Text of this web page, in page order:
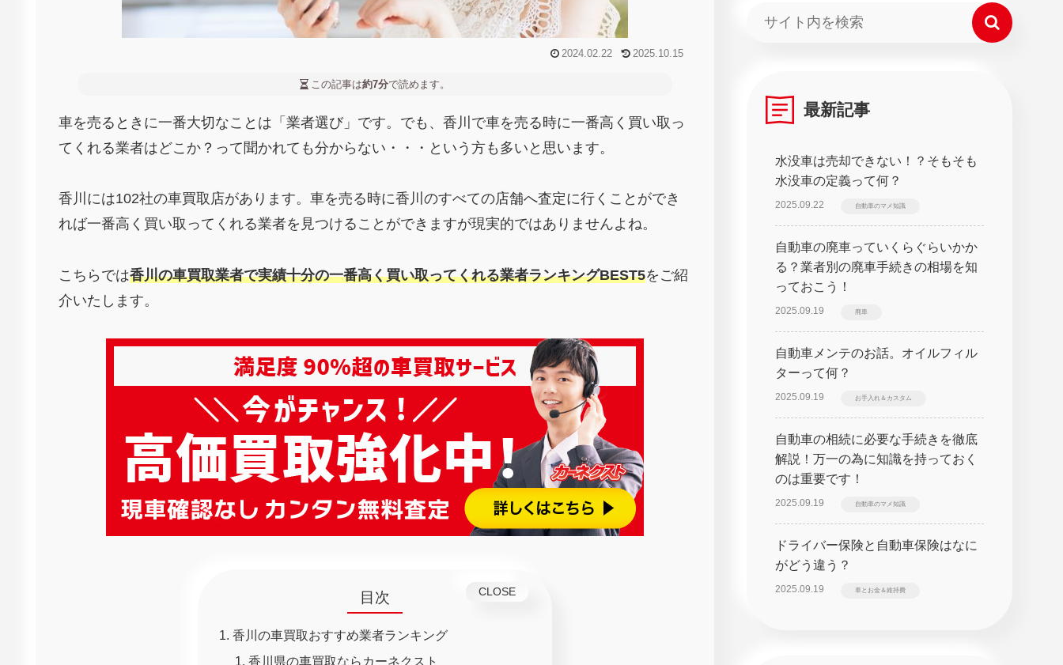
2024.02.22 2025.10.15
この記事は約7分で読めます。
車を売るときに一番大切なことは「業者選び」です。でも、香川で車を売る時に一番高く買い取っ
てくれる業者はどこか？って聞かれても分からない・・・という方も多いと思います。
香川には102社の車買取店があります。車を売る時に香川のすべての店舗へ査定に行くことができ
れば一番高く買い取ってくれる業者を見つけることができますが現実的ではありませんよね。
こちらでは香川の車買取業者で実績十分の一番高く買い取ってくれる業者ランキングBEST5をご紹
介いたします。
目次
香川の車買取おすすめ業者ランキング
香川県の車買取ならカーネクスト
最新記事
水没車は売却できない！？そもそも
水没車の定義って何？
2025.09.22 自動車のマメ知識
自動車の廃車っていくらぐらいかか
る？業者別の廃車手続きの相場を知
っておこう！
2025.09.19 廃車
自動車メンテのお話。オイルフィル
ターって何？
2025.09.19 お手入れ＆カスタム
自動車の相続に必要な手続きを徹底
解説！万一の為に知識を持っておく
のは重要です！
2025.09.19 自動車のマメ知識
ドライバー保険と自動車保険はなに
がどう違う？
2025.09.19 車とお金＆維持費